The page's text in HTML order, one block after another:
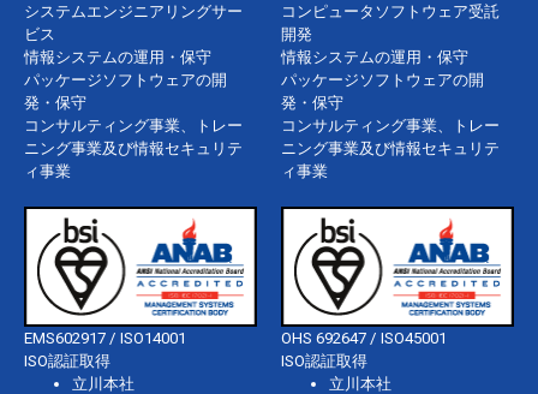
システムエンジニアリングサー
ビス
情報システムの運用・保守
パッケージソフトウェアの開
発・保守
コンサルティング事業、トレー
ニング事業及び情報セキュリテ
ィ事業
コンピュータソフトウェア受託
開発
情報システムの運用・保守
パッケージソフトウェアの開
発・保守
コンサルティング事業、トレー
ニング事業及び情報セキュリテ
ィ事業
EMS602917 / ISO14001
ISO認証取得
立川本社
OHS 692647 / ISO45001
ISO認証取得
立川本社